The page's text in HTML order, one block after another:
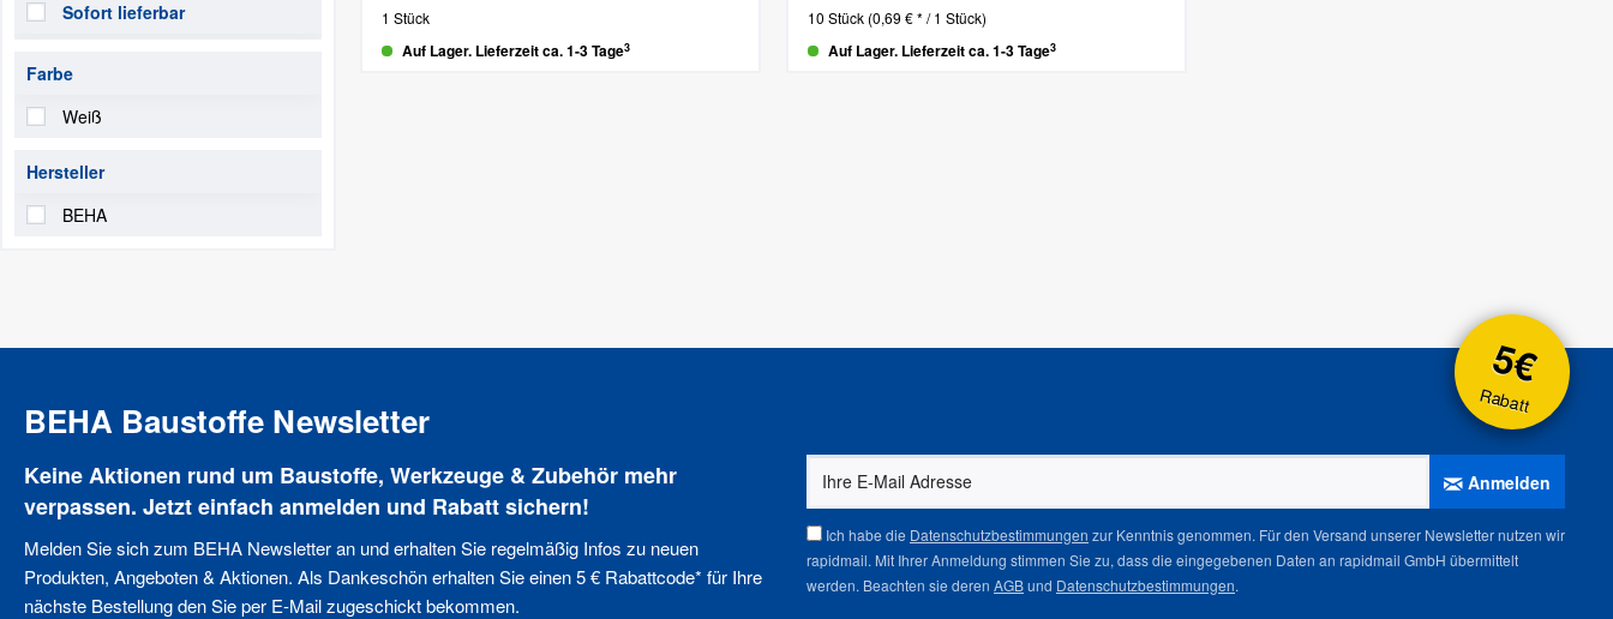
Sofort lieferbar
Farbe
Weiß
Hersteller
BEHA
1 Stück
Auf Lager. Lieferzeit ca. 1-3 Tage3
10 Stück (0,69 € * / 1 Stück)
Auf Lager. Lieferzeit ca. 1-3 Tage3
5€
Rabatt
BEHA Baustoffe Newsletter
Keine Aktionen rund um Baustoffe, Werkzeuge & Zubehör mehr
verpassen. Jetzt einfach anmelden und Rabatt sichern!
Melden Sie sich zum BEHA Newsletter an und erhalten Sie regelmäßig Infos zu neuen
Produkten, Angeboten & Aktionen. Als Dankeschön erhalten Sie einen 5 € Rabattcode* für Ihre
nächste Bestellung den Sie per E-Mail zugeschickt bekommen.
Anmelden
Ich habe die Datenschutzbestimmungen zur Kenntnis genommen. Für den Versand unserer Newsletter nutzen wir
rapidmail. Mit Ihrer Anmeldung stimmen Sie zu, dass die eingegebenen Daten an rapidmail GmbH übermittelt
werden. Beachten sie deren AGBund Datenschutzbestimmungen.